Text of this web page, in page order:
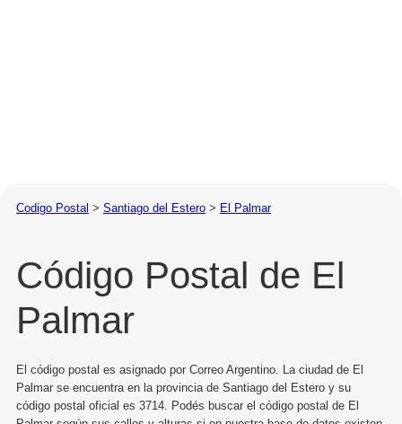
Codigo Postal > Santiago del Estero > El Palmar
Código Postal de El
Palmar
El código postal es asignado por Correo Argentino. La ciudad de El
Palmar se encuentra en la provincia de Santiago del Estero y su
código postal oficial es 3714. Podés buscar el código postal de El